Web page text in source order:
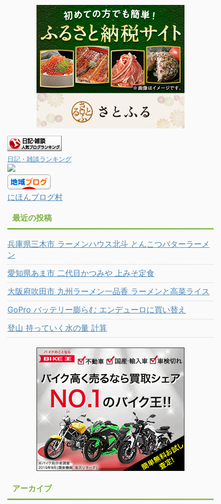
日記・雑談ランキング
にほんブログ村
最近の投稿
兵庫県三木市 ラーメンハウス北斗 とんこつバターラーメ
ン
愛知県あま市 二代目かつみや 上みそ定食
大阪府吹田市 九州ラーメン一品香 ラーメンと高菜ライス
GoPro バッテリー膨らむ エンデューロに買い替え
登山 持っていく水の量 計算
アーカイブ